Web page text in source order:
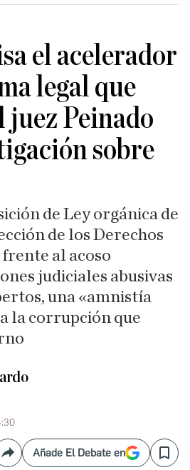
el acelerador
legal que
juez Peinado
sobre
de Ley orgánica de
de los Derechos
al acoso
judiciales abusivas
una «amnistía
la corrupción que
CompartirAñade El Debate en Save